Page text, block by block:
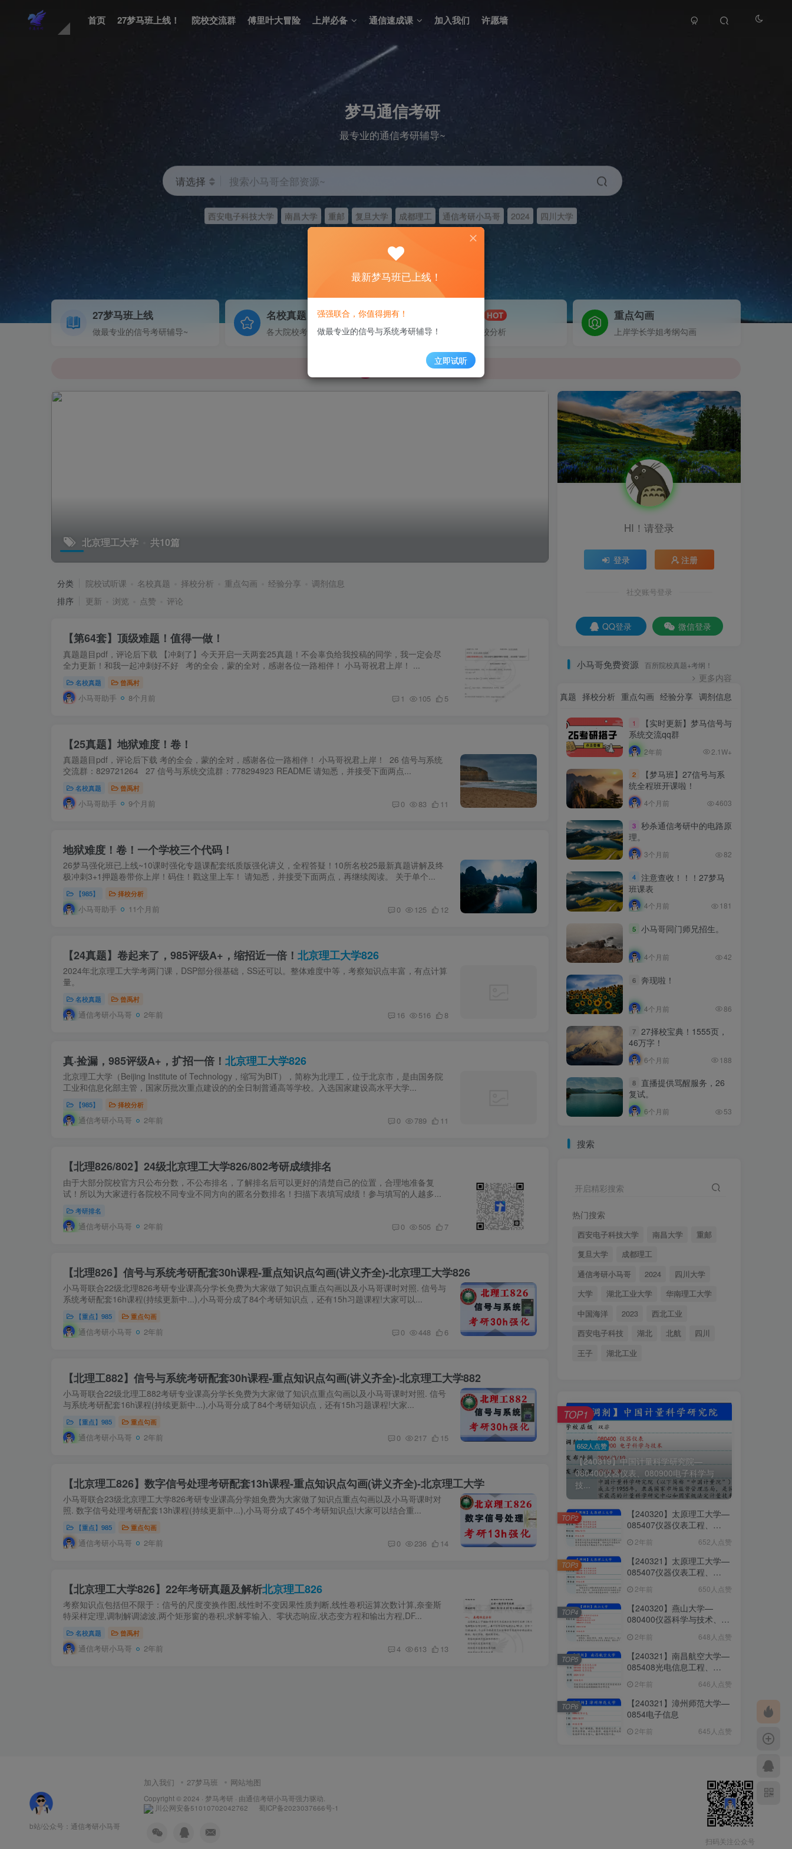
首页 27梦马班上线！ 院校交流群 傅里叶大冒险 上岸必备 通信速成课 加入我们 许愿墙
梦马通信考研
最专业的通信考研辅导~
请选择 搜索小马哥全部资源~
西安电子科技大学 南昌大学 重邮 复旦大学 成都理工 通信考研小马哥 2024 四川大学
27梦马班上线
做最专业的信号考研辅导~
名校真题 99+
各大院校考研真题分享
HOT
各大院校择校分析
重点勾画
上岸学长学姐考纲勾画
梦马班已上线！
梦马班已上线！
北京理工大学 共10篇
分类 院校试听课 名校真题 择校分析 重点勾画 经验分享
调剂信息
排序
更新 浏览 点赞 评论
【第64套】顶级难题！值得一做！
真题题目pdf，评论后下载 【冲刺了】今天开启一天两套25真题！不会辜负给我投稿的同学，我一定会尽
全力更新！和我一起冲刺好不好 考的全会，蒙的全对，感谢各位一路相伴！ 小马哥祝君上岸！ ...
名校真题 曾禹村
小马哥助手 8个月前 1 105 5
【25真题】地狱难度！卷！
真题题目pdf，评论后下载 考的全会，蒙的全对，感谢各位一路相伴！ 小马哥祝君上岸！ 26 信号与系统
交流群：829721264 27 信号与系统交流群：778294923 README 请知悉，并接受下面两点...
名校真题 曾禹村
小马哥助手 9个月前 0 83 11
地狱难度！卷！一个学校三个代码！
26梦马强化班已上线~10课时强化专题课配套纸质版强化讲义，全程答疑！10所名校25最新真题讲解及终
极冲刺3+1押题卷带你上岸！码住！戳这里上车！ 请知悉，并接受下面两点，再继续阅读。 关于单个...
【985】 择校分析
小马哥助手 11个月前 0 125 12
【24真题】卷起来了，985评级A+，缩招近一倍！ 北京理工大学826
2024年北京理工大学考两门课，DSP部分很基础，SS还可以。整体难度中等，考察知识点丰富，有点计算
量。
名校真题 曾禹村
通信考研小马哥 2年前 16 516 8
真·捡漏，985评级A+，扩招一倍！ 北京理工大学826
北京理工大学（Beijing Institute of Technology，缩写为BIT），简称为北理工，位于北京市，是由国务院
工业和信息化部主管，国家历批次重点建设的的全日制普通高等学校。入选国家建设高水平大学...
【985】 择校分析
通信考研小马哥 2年前 0 789 11
【北理826/802】24级北京理工大学826/802考研成绩排名
由于大部分院校官方只公布分数，不公布排名，了解排名后可以更好的清楚自己的位置，合理地准备复
试！所以为大家进行各院校不同专业不同方向的匿名分数排名！扫描下表填写成绩！参与填写的人越多...
考研排名
通信考研小马哥 2年前 0 505 7
【北理826】信号与系统考研配套30h课程-重点知识点勾画(讲义齐全)-北京理工大学826
小马哥联合22级北理826考研专业课高分学长免费为大家做了知识点重点勾画以及小马哥课时对照. 信号与
系统考研配套16h课程(持续更新中...),小马哥分成了84个考研知识点，还有15h习题课程!大家可以...
【重点】985 重点勾画
通信考研小马哥 2年前 0 448 6
【北理工882】信号与系统考研配套30h课程-重点知识点勾画(讲义齐全)-北京理工大学882
小马哥联合22级北理工882考研专业课高分学长免费为大家做了知识点重点勾画以及小马哥课时对照. 信号
与系统考研配套16h课程(持续更新中...),小马哥分成了84个考研知识点，还有15h习题课程!大家...
【重点】985 重点勾画
通信考研小马哥 2年前 0 217 15
【北京理工826】数字信号处理考研配套13h课程-重点知识点勾画(讲义齐全)-北京理工大学
小马哥联合23级北京理工大学826考研专业课高分学姐免费为大家做了知识点重点勾画以及小马哥课时对
照. 数字信号处理考研配套13h课程(持续更新中...),小马哥分成了45个考研知识点!大家可以结合重...
【重点】985 重点勾画
通信考研小马哥 2年前 0 236 14
【北京理工大学826】22年考研真题及解析北京理工826
考察知识点包括但不限于：信号的尺度变换作图,线性时不变因果性质判断,线性卷积运算次数计算,奈奎斯
特采样定理,调制解调滤波,两个矩形窗的卷积,求解零输入、零状态响应,状态变方程和输出方程,DF...
名校真题 曾禹村
通信考研小马哥 2年前 4 613 13
HI！请登录
登录 注册
社交账号登录
QQ登录 微信登录
小马哥免费资源 百所院校真题+考纲！
更多内容
名校真题 择校分析 重点勾画 经验分享 调剂信息
1
【实时更新】梦马信号与
系统交流qq群
2年前 2.1W+
2
【梦马班】27信号与系
统全程班开课啦！
4个月前 4603
3 秒杀通信考研中的电路原
理。
3个月前 82
4 注意查收！！！27梦马
班课表
4个月前 181
5 小马哥同门师兄招生。
4个月前 42
6 奔现啦！
4个月前 86
7 27择校宝典！1555页，
46万字！
6个月前 188
8
直播提供骂醒服务，26
复试。
6个月前 53
搜索
开启精彩搜索
热门搜索
西安电子科技大学 南昌大学
重邮
复旦大学
成都理工
通信考研小马哥
2024
四川大学
大学
湖北工业大学
华南理工大学
中国海洋
2023
西北工业
西安电子科技
湖北 北航
四川
王子
湖北工业
652人点赞
【240319】中国计量科学研究院—
080400仪器仪表、080900电子科学与
技...
TOP1
【240320】太原理工大学—
085407仪器仪表工程、
085408光电信息工程
2年前 652人点赞
TOP2
【240321】太原理工大学—
085407仪器仪表工程、
085408光电信息工程
2年前 650人点赞
TOP3
【240320】燕山大学—
080400仪器科学与技术、
仪器仪表工程、085410人工
智能
2年前 648人点赞
TOP4
【240321】南昌航空大学—
085408光电信息工程、
085400电子信息
2年前 646人点赞
TOP5
【240321】漳州师范大学—
0854电子信息
2年前 645人点赞
TOP6
b站/公众号：通信考研小马哥
加入我们 27梦马班 网站地图
Copyright © 2024 · 梦马考研 · 由通信考研小马哥强力驱动.
川公网安备51010702042762
蜀ICP备2023037666号-1
扫码关注公众号
最新梦马班已上线！
强强联合，你值得拥有！
做最专业的信号与系统考研辅导！
立即试听